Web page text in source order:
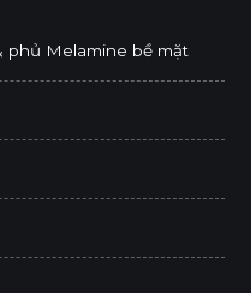
phủ Melamine bề mặt